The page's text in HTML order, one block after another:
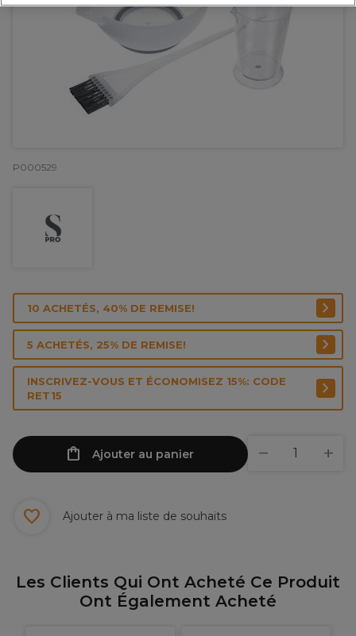
P000529
10 ACHETÉS, 40% DE REMISE!
5 ACHETÉS, 25% DE REMISE!
INSCRIVEZ-VOUS ET ÉCONOMISEZ 15%: CODE
RET15
Ajouter au panier
Ajouter à ma liste de souhaits
Les Clients Qui Ont Acheté Ce Produit
Ont Également Acheté